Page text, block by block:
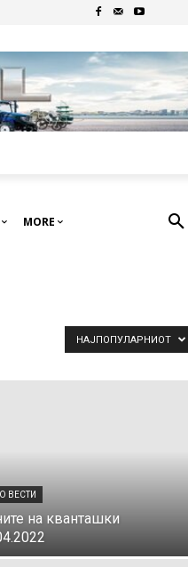
MORE
НАЈПОПУЛАРНИОТ
ВЕСТИ
на кванташки